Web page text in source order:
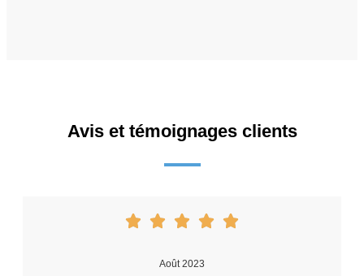
Avis et témoignages clients
Août 2023